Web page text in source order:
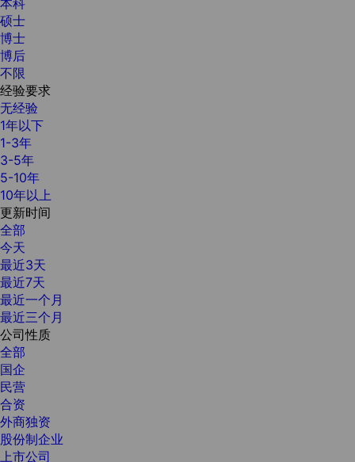
硕士
博士
博后
不限
经验要求
无经验
1年以下
1-3年
3-5年
5-10年
10年以上
更新时间
全部
今天
最近3天
最近7天
最近一个月
最近三个月
公司性质
全部
国企
民营
合资
外商独资
股份制企业
上市公司